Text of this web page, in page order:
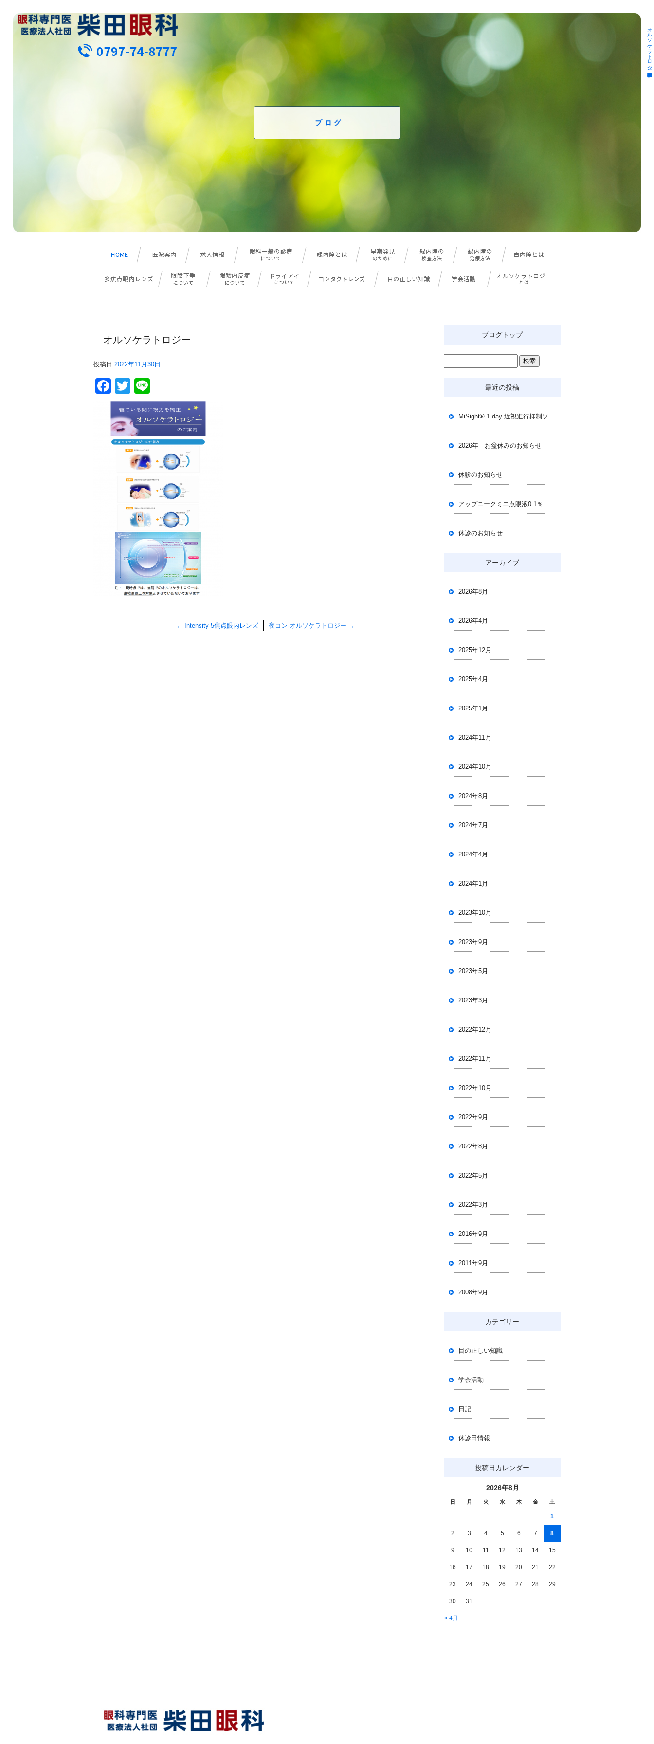
オルソケラトロジー|医療法人社団柴田眼科
オルソケラトロジー
投稿日 2022年11月30日
Facebook
Twitter
← Intensity-5焦点眼内レンズ 夜コン-オルソケラトロジー →
ブログトップ
最近の投稿
MiSight® 1 day 近視進行抑制ソフトコンタクトレンズ
2026年 お盆休みのお知らせ
休診のお知らせ
アップニークミニ点眼液0.1％
休診のお知らせ
アーカイブ
2026年8月
2026年4月
2025年12月
2025年4月
2025年1月
2024年11月
2024年10月
2024年8月
2024年7月
2024年4月
2024年1月
2023年10月
2023年9月
2023年5月
2023年3月
2022年12月
2022年11月
2022年10月
2022年9月
2022年8月
2022年5月
2022年3月
2016年9月
2011年9月
2008年9月
カテゴリー
目の正しい知識
学会活動
日記
休診日情報
投稿日カレンダー
2026年8月
日 月 火 水 木 金 土
« 4月
1
2 3 4 5 6 7 8
9 10 11 12 13 14 15
16 17 18 19 20 21 22
23 24 25 26 27 28 29
30 31